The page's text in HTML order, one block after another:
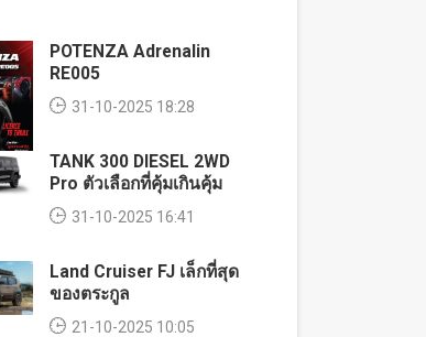
POTENZA Adrenalin
RE005
31-10-2025 18:28
TANK 300 DIESEL 2WD
Pro ตัวเลือกที่คุ้มเกินคุ้ม
31-10-2025 16:41
Land Cruiser FJ เล็กที่สุด
ของตระกูล
21-10-2025 10:05